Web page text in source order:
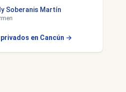
Soberanis Martín
en Cancún →